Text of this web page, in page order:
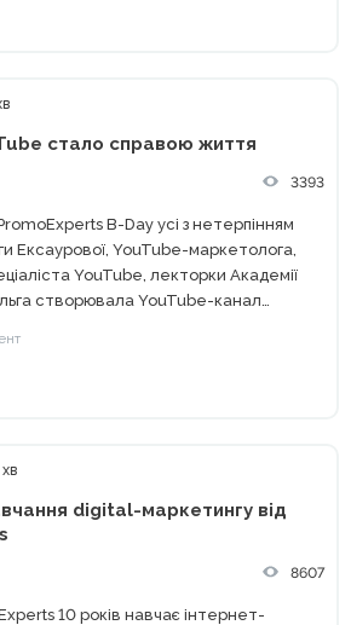
стало справою життя
3393
B-Day усі з нетерпінням
Ексаурової, YouTube-маркетолога,
YouTube, лекторки Академії
курсу «Просування на
хв
digital-маркетингу від
8607
10 років навчає інтернет-